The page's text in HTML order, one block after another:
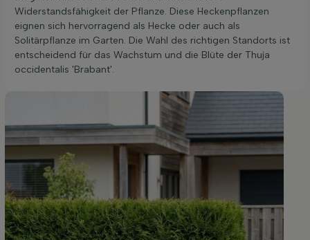
Widerstandsfähigkeit der Pflanze. Diese Heckenpflanzen
eignen sich hervorragend als Hecke oder auch als
Solitärpflanze im Garten. Die Wahl des richtigen Standorts ist
entscheidend für das Wachstum und die Blüte der Thuja
occidentalis 'Brabant'.